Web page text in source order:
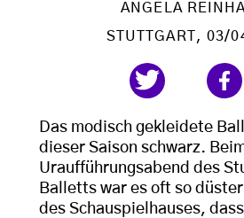
ANGELA
STUTTGART
, 03/
Das modisch gekleidete
dieser Saison schwarz.
Uraufführungsabend des
Balletts war es oft so
des Schauspielhauses,